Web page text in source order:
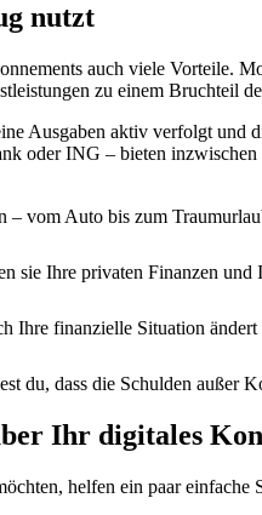
nutzt
auch viele Vorteile.
zu einem Bruchteil
Ausgaben aktiv verfolgt
oder ING – bieten
– vom Auto bis zum
sie Ihre privaten Finanzen und
Ihre finanzielle Situation ändert
du, dass die Schulden außer
Ihr digitales
helfen ein paar einfache